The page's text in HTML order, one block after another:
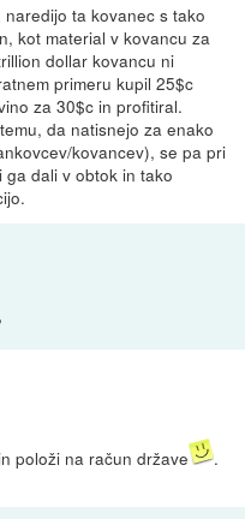
ta kovanec s tako
kot material v kovancu za
dollar kovancu ni
primeru kupil 25$c
za 30$c in profitiral.
da natisnejo za enako
kovancev), se pa pri
dali v obtok in tako
položi na račun države
.